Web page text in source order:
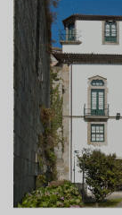
CARTÕES
PRODUTOS